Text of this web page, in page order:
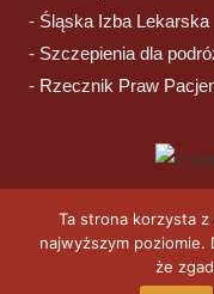
- Śląska Izba Lekarska
- Szczepienia dla
- Rzecznik Praw
Ta strona korzysta z
najwyższym poziomie.
że